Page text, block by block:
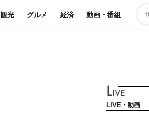
観光 グルメ 経済 動画・番組
LIVE・動画